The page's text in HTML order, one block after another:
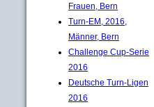
Frauen, Bern
Turn-EM, 2016,
Männer, Bern
Challenge Cup-Serie
2016
Deutsche Turn-Ligen
2016